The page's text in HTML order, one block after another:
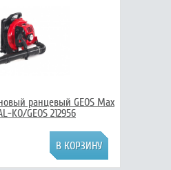
ранцевый GEOS Max
KO/GEOS 212956